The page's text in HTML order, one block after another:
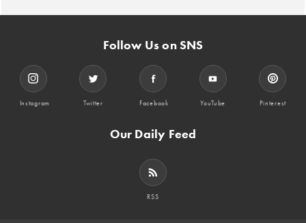
Follow Us on SNS
Instagram Twitter Facebook YouTube Pinterest
Our Daily Feed
RSS